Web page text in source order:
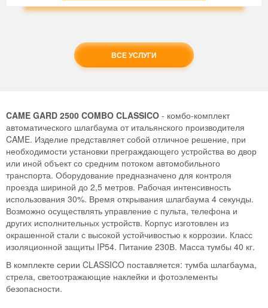
ВСЕ УСЛУГИ
CAME GARD 2500 COMBO CLASSICO - комбо-комплект
автоматического шлагбаума от итальянского производителя
CAME. Изделие представляет собой отличное решение, при
необходимости установки преграждающего устройства во двор
или иной объект со средним потоком автомобильного
транспорта. Оборудование предназначено для контроля
проезда шириной до 2,5 метров. Рабочая интенсивность
использования 30%. Время открывания шлагбаума 4 секунды.
Возможно осуществлять управление с пульта, телефона и
других исполнительных устройств. Корпус изготовлен из
окрашенной стали с высокой устойчивостью к коррозии. Класс
изоляционной защиты IP54. Питание 230В. Масса тумбы 40 кг.
В комплекте серии CLASSICO поставляется: тумба шлагбаума,
стрела, светоотражающие наклейки и фотоэлементы
безопасности.